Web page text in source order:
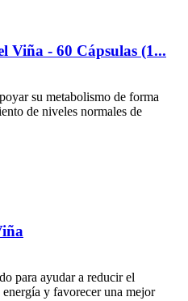
Viña - 60 Cápsulas (1...
su metabolismo de forma
de niveles normales de
para ayudar a reducir el
y favorecer una mejor